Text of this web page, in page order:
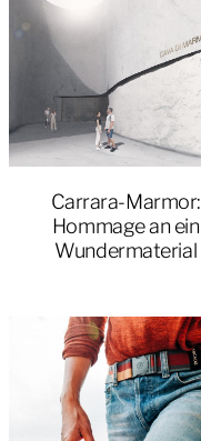
Carrara-Marmor:
Hommage an ein
Wundermaterial